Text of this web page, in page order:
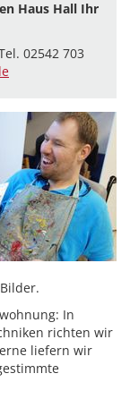
Haus Hall Ihr
02542 703
In
richten wir
liefern wir